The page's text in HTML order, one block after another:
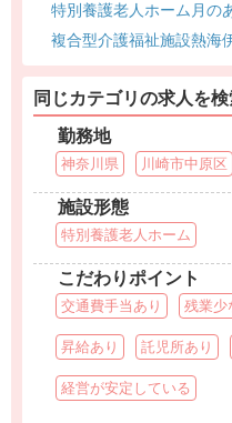
特別養護老人ホーム月の
複合型介護福祉施設熱海
同じカテゴリの求人を
勤務地
神奈川県 川崎市中原区
施設形態
特別養護老人ホーム
こだわりポイント
交通費手当あり 残業少
昇給あり 託児所あり
経営が安定している